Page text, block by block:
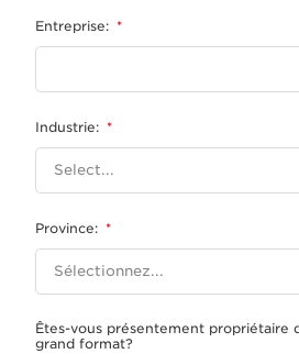
*
Entreprise:
*
Industrie:
*
Province:
Êtes-vous présentement propriétaire
grand format?